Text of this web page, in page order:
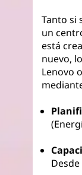
Tanto si
un
está
nuevo,
Lenovo